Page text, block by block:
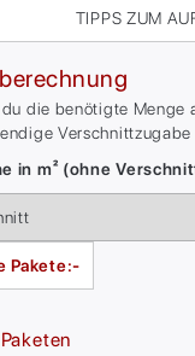
TIPPS ZUM
die benötigte Menge
Verschnittzugabe
in m² (ohne
Pakete:-